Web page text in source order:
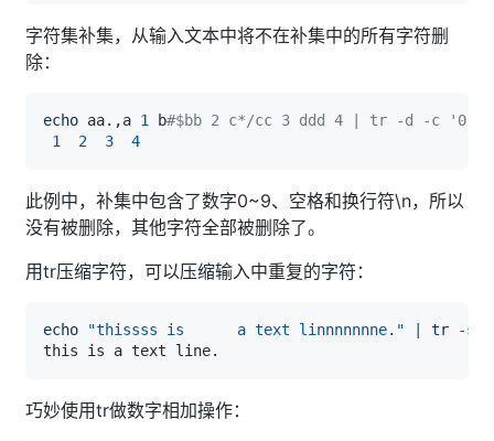
字符集补集，从输入文本中将不在补集中的所有字符删
除：
echo aa.,a 1 b#$bb 2 c*/cc 3 ddd 4 | tr -d -c '0-9
1
2 3 4
此例中，补集中包含了数字0~9、空格和换行符\n，所以
没有被删除，其他字符全部被删除了。
用tr压缩字符，可以压缩输入中重复的字符：
echo "thissss is      a text linnnnnnne." tr -s
巧妙使用tr做数字相加操作：